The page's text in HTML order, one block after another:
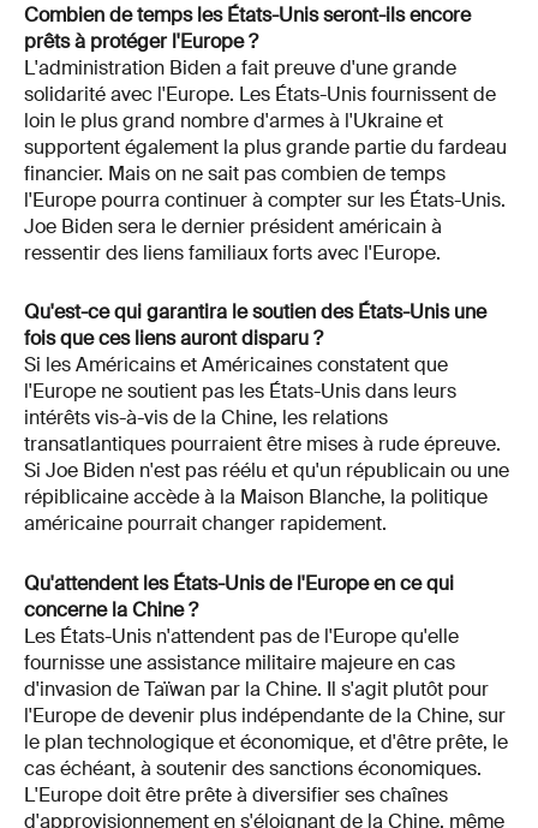
Combien de temps les États-Unis seront-ils encore
prêts à protéger l'Europe ?
L'administration Biden a fait preuve d'une grande
solidarité avec l'Europe. Les États-Unis fournissent de
loin le plus grand nombre d'armes à l'Ukraine et
supportent également la plus grande partie du fardeau
financier. Mais on ne sait pas combien de temps
l'Europe pourra continuer à compter sur les États-Unis.
Joe Biden sera le dernier président américain à
ressentir des liens familiaux forts avec l'Europe.
Qu'est-ce qui garantira le soutien des États-Unis une
fois que ces liens auront disparu ?
Si les Américains et Américaines constatent que
l'Europe ne soutient pas les États-Unis dans leurs
intérêts vis-à-vis de la Chine, les relations
transatlantiques pourraient être mises à rude épreuve.
Si Joe Biden n'est pas réélu et qu'un républicain ou une
répiblicaine accède à la Maison Blanche, la politique
américaine pourrait changer rapidement.
Qu'attendent les États-Unis de l'Europe en ce qui
concerne la Chine ?
Les États-Unis n'attendent pas de l'Europe qu'elle
fournisse une assistance militaire majeure en cas
d'invasion de Taïwan par la Chine. Il s'agit plutôt pour
l'Europe de devenir plus indépendante de la Chine, sur
le plan technologique et économique, et d'être prête, le
cas échéant, à soutenir des sanctions économiques.
L'Europe doit être prête à diversifier ses chaînes
d'approvisionnement en s'éloignant de la Chine, même